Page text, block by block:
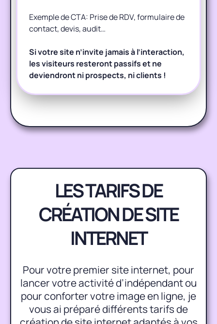
Exemple de CTA: Prise de RDV, formulaire de
contact, devis, audit…
Si votre site n’invite jamais à l’interaction,
les visiteurs resteront passifs et ne
deviendront ni prospects, ni clients !
LES TARIFS DE
CRÉATION DE SITE
INTERNET
Pour votre premier site internet, pour
lancer votre activité d’indépendant ou
pour conforter votre image en ligne, je
vous ai préparé différents tarifs de